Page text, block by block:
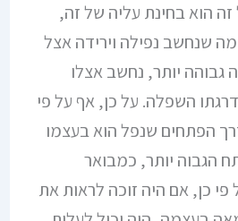
זה הוא בחינת עליה של זה,
מה שנחשב נפילה וירידה אצל
גבוהה יותר, נחשב אצלו
השפלה. על כן, אף על פי
הפתחים שנפל הוא בעצמו
הגבוה יותר, כמבואר
כן, אם היה זוכה לראות את